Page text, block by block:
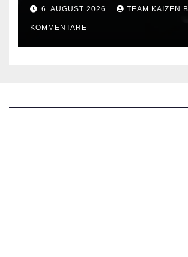
6. AUGUST 2026 TEAM KAIZEN
KOMMENTARE